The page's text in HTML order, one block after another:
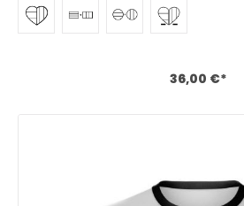
Du fühlst dich hin- und hergerissen
zwei Mannschaften anfeuern?
Lieblingsland zum Ausdruck bringen
deine Stammposition und36,00 €*